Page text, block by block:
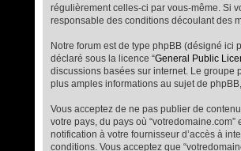
régulièrement celles-ci par vous-même. Si
responsable des conditions découlant des
Notre forum est de type phpBB (désigné ici
déclaré sous la licence “General Public
discussions basées sur internet. Le groupe
plus amples informations au sujet de
Vous acceptez de ne pas publier de
votre pays, du pays où
notification à votre fournisseur d’accès à
conditions. Vous acceptez que